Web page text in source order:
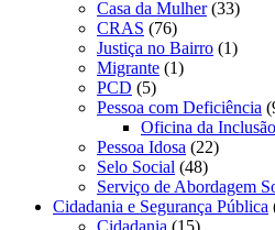
Casa da Mulher(33)
CRAS (76)
Justiça no Bairro (1)
Migrante (1)
PCD (5)
Pessoa com Deficiência
Oficina da Inclusão
Pessoa Idosa (22)
Selo Social (48)
Serviço de Abordagem
Cidadania e Segurança Pública
Cidadania (15)